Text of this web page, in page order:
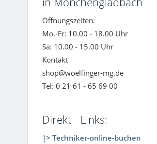
Öffnungszeiten:
Mo.-Fr: 10.00 - 18.00 Uhr
Sa: 10.00 - 15.00 Uhr
Kontakt
shop@woelfinger-mg.de
Tel: 0 21 61 - 65 69 00
Direkt - Links:
|> Techniker-online-buchen